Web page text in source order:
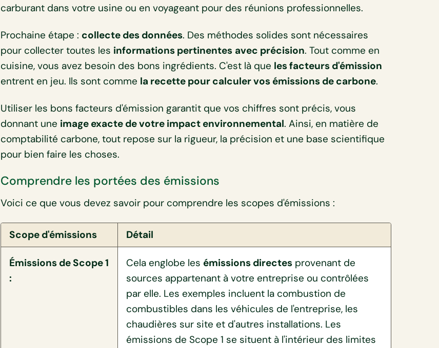
carburant dans votre usine ou en voyageant pour des réunions professionnelles.
Prochaine étape : collecte des données. Des méthodes solides sont nécessaires
pour collecter toutes les informations pertinentes avec précision. Tout comme en
cuisine, vous avez besoin des bons ingrédients. C'est là que les facteurs d'émission
entrent en jeu. Ils sont comme la recette pour calculer vos émissions de carbone.
Utiliser les bons facteurs d'émission garantit que vos chiffres sont précis, vous
donnant une image exacte de votre impact environnemental. Ainsi, en matière de
comptabilité carbone, tout repose sur la rigueur, la précision et une base scientifique
pour bien faire les choses.
Comprendre les portées des émissions
Voici ce que vous devez savoir pour comprendre les scopes d'émissions :
Scope d'émissions Détail
Émissions de Scope 1
:
Cela englobe les émissions directesprovenant de
sources appartenant à votre entreprise ou contrôlées
par elle. Les exemples incluent la combustion de
combustibles dans les véhicules de l'entreprise, les
chaudières sur site et d'autres installations. Les
émissions de Scope 1 se situent à l'intérieur des limites